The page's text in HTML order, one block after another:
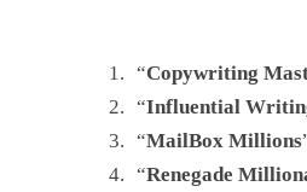
“Copywriting
“Influential
“MailBox Millions
“Renegade